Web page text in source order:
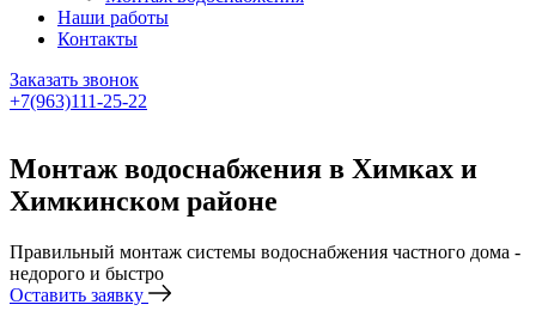
Наши работы
Контакты
Заказать звонок
+7(963)111-25-22
Монтаж водоснабжения в Химках и
Химкинском районе
Правильный монтаж системы водоснабжения частного дома -
недорого и быстро
Оставить заявку